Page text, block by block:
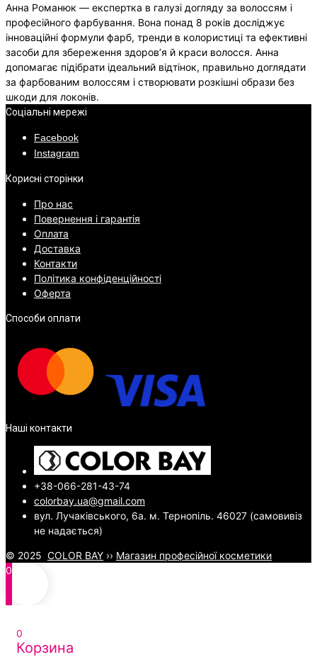
Анна Романюк — експертка в галузі догляду за волоссям і
професійного фарбування. Вона понад 8 років досліджує
інноваційні формули фарб, тренди в колористиці та ефективні
засоби для збереження здоров’я й краси волосся. Анна
допомагає підібрати ідеальний відтінок, правильно доглядати
за фарбованим волоссям і створювати розкішні образи без
шкоди для локонів.
Соціальні мережі
Facebook
Instagram
Корисні сторінки
Про нас
Повернення і гарантія
Оплата
Доставка
Контакти
Політика конфіденційності
Оферта
Способи оплати
Наші контакти
+38-066-281-43-74
colorbay.ua@gmail.com
вул. Лучаківського, 6а. м. Тернопіль. 46027 (самовивіз
не надається)
© 2025 COLOR BAY ›› Магазин професійної косметики
0
0
Корзина